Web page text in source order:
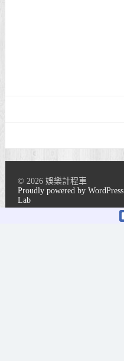
© 2026 娛樂計程車
Proudly powered by WordPress
Lab